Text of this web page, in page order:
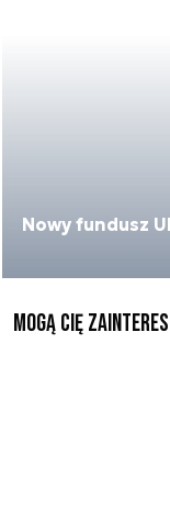
Nowy fundusz
Mogą Cię